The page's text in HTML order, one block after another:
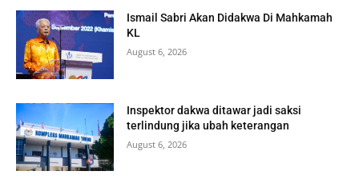
Ismail Sabri Akan Didakwa Di Mahkamah
KL
August 6, 2026
Inspektor dakwa ditawar jadi saksi
terlindung jika ubah keterangan
August 6, 2026